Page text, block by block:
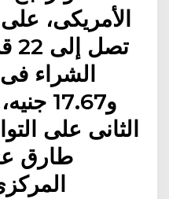
الأمريكى،
و17.67
الثانى على
طارق